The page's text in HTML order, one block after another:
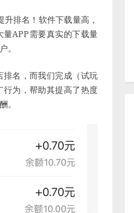
排名！软件下载量高，
APP需要真实的下载量
。
名，而我们完成（试玩
为，帮助其提高了热度
。